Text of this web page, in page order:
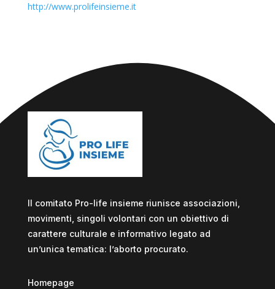
http://www.prolifeinsieme.it
Il comitato Pro-life insieme riunisce associazioni,
movimenti, singoli volontari con un obiettivo di
carattere culturale e informativo legato ad
un’unica tematica: l’aborto procurato.
Homepage